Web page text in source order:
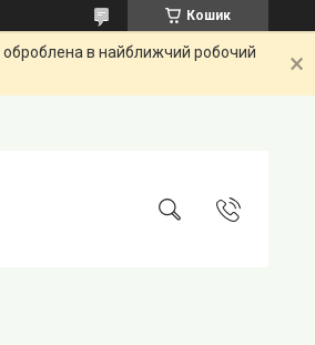
Кошик
оброблена в найближчий робочий